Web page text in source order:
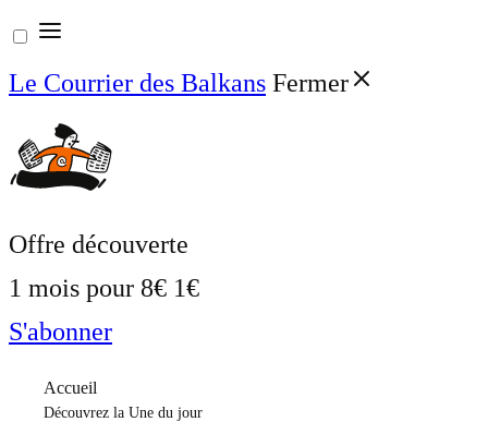
Aller
au
contenu
Le Courrier des Balkans Fermer
Offre découverte
1 mois pour 8€ 1€
S'abonner
Accueil
Découvrez la Une du jour